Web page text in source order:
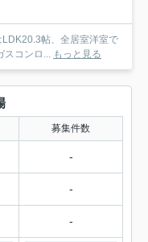
帖、全居室洋室で
スコンロ... もっと見る
募集件数
-
-
-